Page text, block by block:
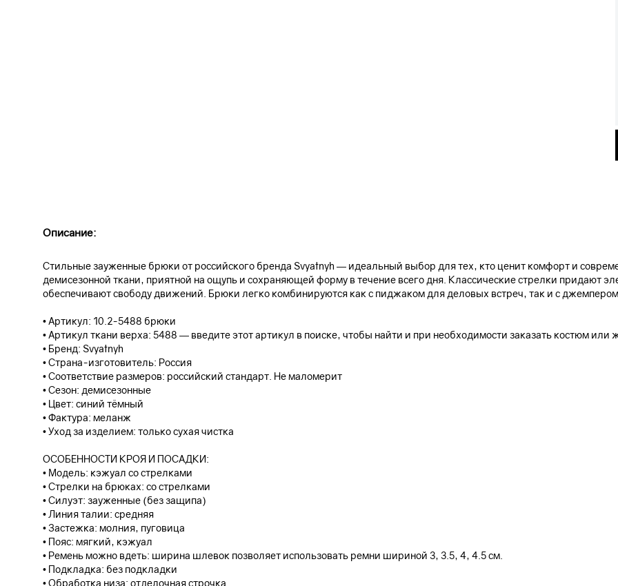
Описание:
Стильные зауженные брюки от российского бренда Svyatnyh — идеальный выбор для тех, кто ценит комфорт и
демисезонной ткани, приятной на ощупь и сохраняющей форму в течение всего дня. Классические стрелки придают
обеспечивают свободу движений. Брюки легко комбинируются как с пиджаком для деловых встреч, так и с
• Артикул: 10.2-5488 брюки
• Артикул ткани верха: 5488 — введите этот артикул в поиске, чтобы найти и при необходимости заказать костюм или
• Бренд: Svyatnyh
• Страна-изготовитель: Россия
• Соответствие размеров: российский стандарт. Не маломерит
• Сезон: демисезонные
• Цвет: синий тёмный
• Фактура: меланж
• Уход за изделием: только сухая чистка
ОСОБЕННОСТИ КРОЯ И ПОСАДКИ:
• Модель: кэжуал со стрелками
• Стрелки на брюках: со стрелками
• Силуэт: зауженные (без защипа)
• Линия талии: средняя
• Застежка: молния, пуговица
• Пояс: мягкий, кэжуал
• Ремень можно вдеть: ширина шлевок позволяет использовать ремни шириной 3, 3.5, 4, 4.5 см.
• Подкладка: без подкладки
• Обработка низа: отделочная строчка